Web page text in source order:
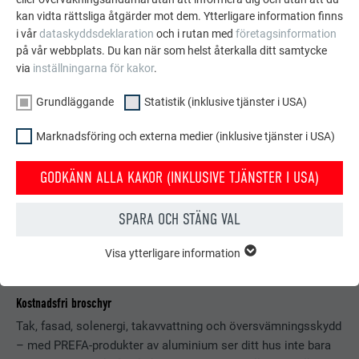
Kostnadsfri broschyr
Tak, fasad, solenergi, takavvattning och översvämningsskydd
– med PREFA-produkter av aluminium ser ditt hus inte bara
kan vidta rättsliga åtgärder mot dem. Ytterligare information finns
i vårdataskyddsdeklaration och i rutan med företagsinformation
på vår webbplats. Du kan när som helst återkalla ditt samtycke
via inställningarna för kakor.
Grundläggande Statistik (inklusive tjänster i USA)
Marknadsföring och externa medier (inklusive tjänster i USA)
GODKÄNN ALLA KAKOR (INKLUSIVE TJÄNSTER I USA)
SPARA OCH STÄNG VAL
GRUNDLÄGGANDE
fungerar korrekt.
EFTERNAMN PHPSESSID
Visa information om kakor
Visa ytterligare information